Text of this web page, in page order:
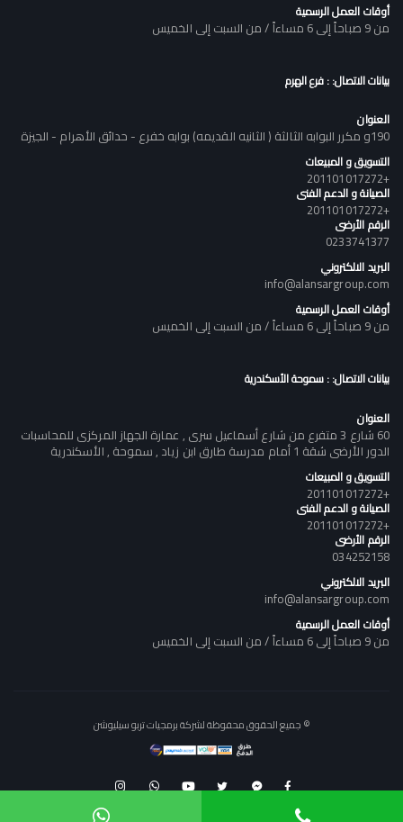
أوقات العمل الرسمية
من 9 صباحاً إلى 6 مساءاً / من السبت إلى الخميس
بيانات الاتصال: : فرع الهرم
العنوان
190و مكرر البوابه الثالثة ( الثانيه القديمه) بوابه خفرع - حدائق الأهرام - الجيزة
التسويق و المبيعات
+201101017272
الصيانة و الدعم الفنى
+201101017272
الرقم الأرضى
0233741377
البريد الالكتروني
info@alansargroup.com
أوقات العمل الرسمية
من 9 صباحاً إلى 6 مساءاً / من السبت إلى الخميس
بيانات الاتصال: : سموحة الأسكندرية
العنوان
60 شارع 3 متفرع من شارع أسماعيل سرى , عمارة الجهاز المركزى للمحاسبات
الدور الأرضى شقة 1 أمام مدرسة طارق ابن زياد , سموحة , الأسكندرية
التسويق و المبيعات
+201101017272
الصيانة و الدعم الفنى
+201101017272
الرقم الأرضى
034252158
البريد الالكتروني
info@alansargroup.com
أوقات العمل الرسمية
من 9 صباحاً إلى 6 مساءاً / من السبت إلى الخميس
© جميع الحقوق محفوظة لشركة برمجيات تربو سيليوشن